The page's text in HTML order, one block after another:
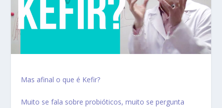
Mas afinal o que é Kefir?
Muito se fala sobre probióticos, muito se pergunta